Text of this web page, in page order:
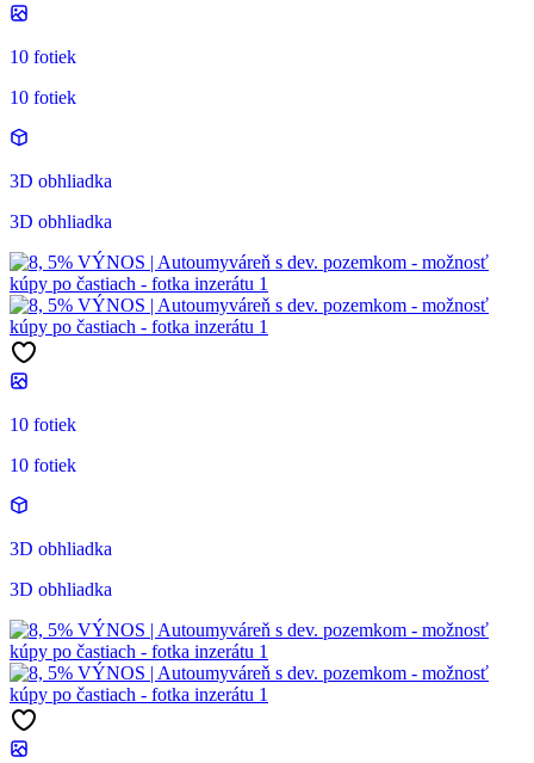
10 fotiek
10 fotiek
3D obhliadka
3D obhliadka
10 fotiek
10 fotiek
3D obhliadka
3D obhliadka